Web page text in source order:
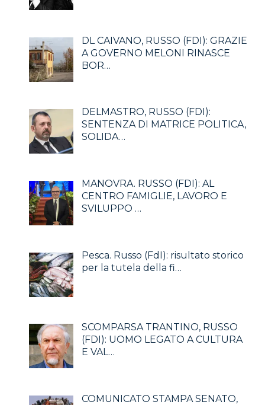
DL CAIVANO, RUSSO (FDI): GRAZIE
A GOVERNO MELONI RINASCE
BOR…
DELMASTRO, RUSSO (FDI):
SENTENZA DI MATRICE POLITICA,
SOLIDA…
MANOVRA. RUSSO (FDI): AL
CENTRO FAMIGLIE, LAVORO E
SVILUPPO …
Pesca. Russo (FdI): risultato storico
per la tutela della fi…
SCOMPARSA TRANTINO, RUSSO
(FDI): UOMO LEGATO A CULTURA
E VAL…
COMUNICATO STAMPA SENATO,